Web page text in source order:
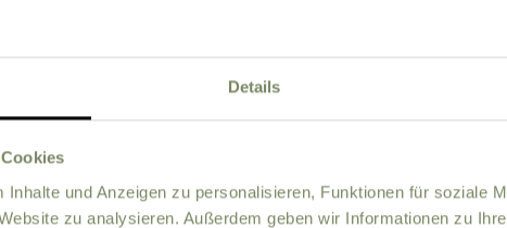
Details
und Anzeigen zu personalisieren, Funktionen für soziale
zu analysieren. Außerdem geben wir Informationen zu